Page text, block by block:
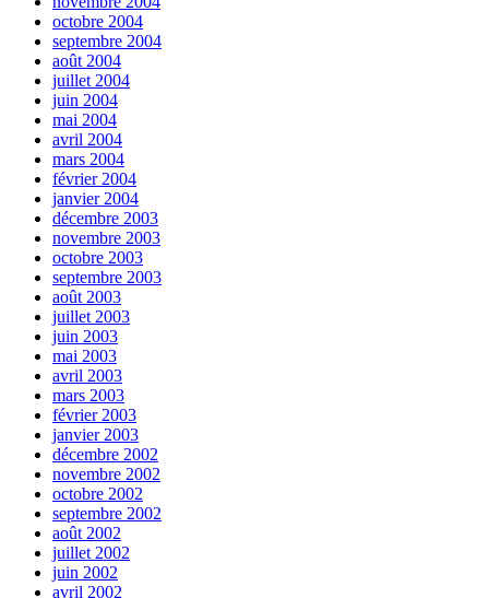
octobre 2004
septembre 2004
août 2004
juillet 2004
juin 2004
mai 2004
avril 2004
mars 2004
février 2004
janvier 2004
décembre 2003
novembre 2003
octobre 2003
septembre 2003
août 2003
juillet 2003
juin 2003
mai 2003
avril 2003
mars 2003
février 2003
janvier 2003
décembre 2002
novembre 2002
octobre 2002
septembre 2002
août 2002
juillet 2002
juin 2002
avril 2002